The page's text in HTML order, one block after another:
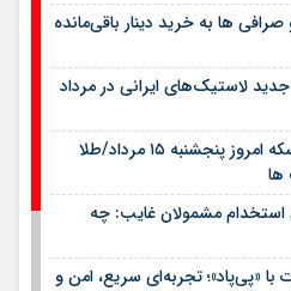
صرافی ها به خرید دینار باقی‌مانده
لاستیک‌های ایرانی در مرداد
قیمت طلا و سکه امروز پنجشنبه ۱۵ مرداد/طلا
مشمولان غایب: چه
«پی‌پاد»؛ تجربه‌ای سریع، امن و